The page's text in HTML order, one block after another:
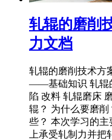
轧辊的磨削
力文档
轧辊的磨削技术方
——基础知识 轧辊
陷 改料 轧辊磨床
辊？ 为什么要磨
些？ 本次学习的
上承受轧制力并把